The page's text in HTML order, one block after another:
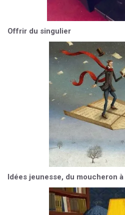
Offrir du singulier
Idées jeunesse, du moucheron